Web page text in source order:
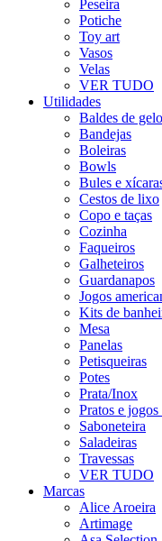
Peseira
Potiche
Toy art
Vasos
Velas
VER TUDO
Utilidades
Baldes de gelo
Bandejas
Boleiras
Bowls
Bules e
Cestos de lixo
Copo e taças
Cozinha
Faqueiros
Galheteiros
Guardanapos
Jogos
Kits de
Mesa
Panelas
Petisqueiras
Potes
Prata/Inox
Pratos e jogos
Saboneteira
Saladeiras
Travessas
VER TUDO
Marcas
Alice Aroeira
Artimage